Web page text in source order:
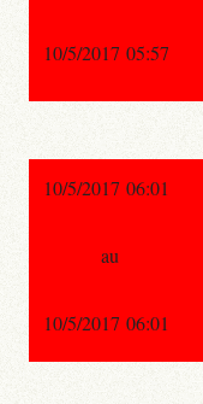
10/5/2017 05:57
10/5/2017 06:01
au
10/5/2017 06:01